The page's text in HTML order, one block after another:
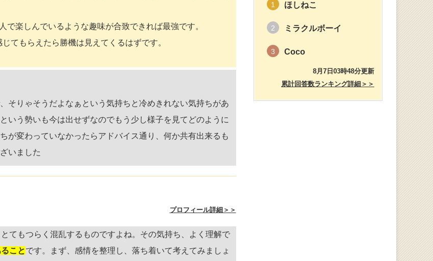
楽しんでいるような趣味が合致できれば最強です。
てもらえたら勝機は見えてくるはずです。
そりゃそうだよなぁという気持ちと冷めきれない気持ちがあ
いう勢いも今は出せずなのでもう少し様子を見てどのように
が変わっていなかったらアドバイス通り、何か共有出来るも
いました
プロフィール詳細＞＞
てもつらく混乱するものですよね。その気持ち、よく理解で
ことです。まず、感情を整理し、落ち着いて考えてみましょ
1 ほしねこ
2 ミラクルボーイ
3 Coco
8月7日03時48分更新
累計回答数ランキング詳細＞＞